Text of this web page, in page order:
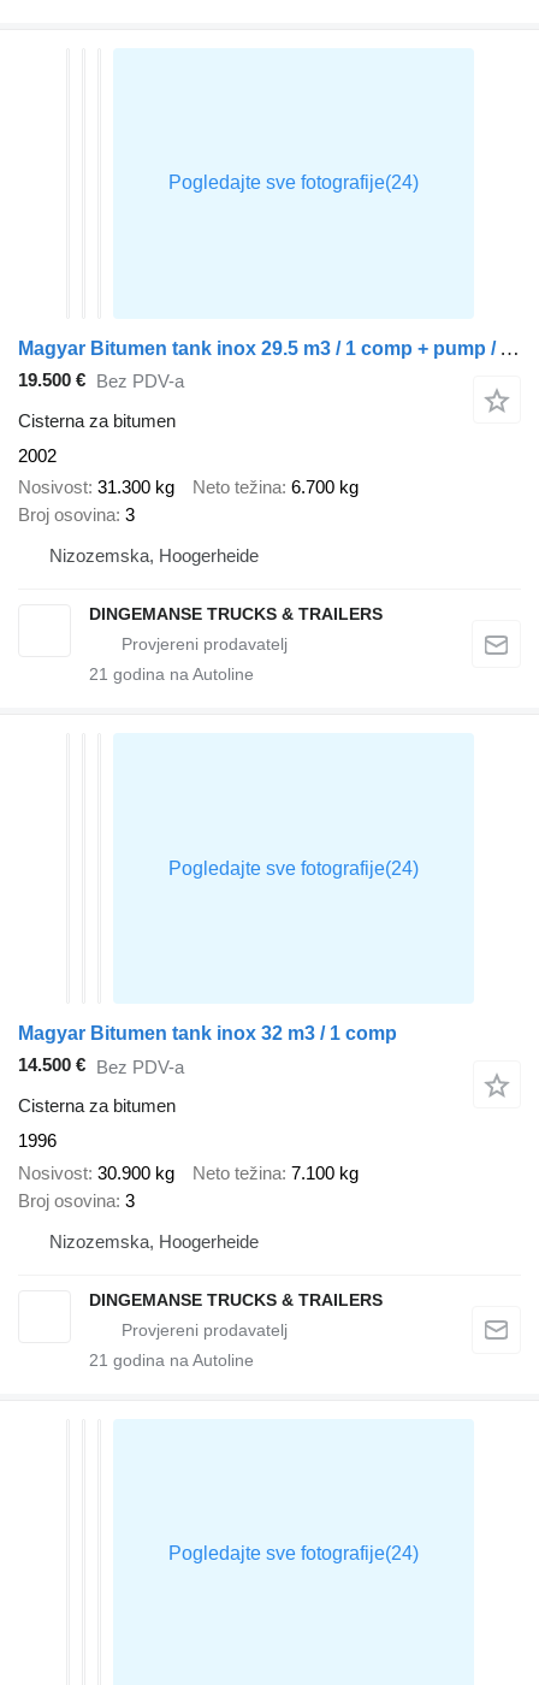
Magyar Bitumen tank inox 29.5 m3 / 1 comp + pump / ADR 13/12/2023
19.500 € Bez PDV-a
Cisterna za bitumen
2002
Nosivost 31.300 kg Neto težina 6.700 kg
Broj osovina 3
Nizozemska, Hoogerheide
DINGEMANSE TRUCKS & TRAILERS
21 godina na Autoline
Magyar Bitumen tank inox 32 m3 / 1 comp
14.500 € Bez PDV-a
Cisterna za bitumen
1996
Nosivost 30.900 kg Neto težina 7.100 kg
Broj osovina 3
Nizozemska, Hoogerheide
DINGEMANSE TRUCKS & TRAILERS
21 godina na Autoline